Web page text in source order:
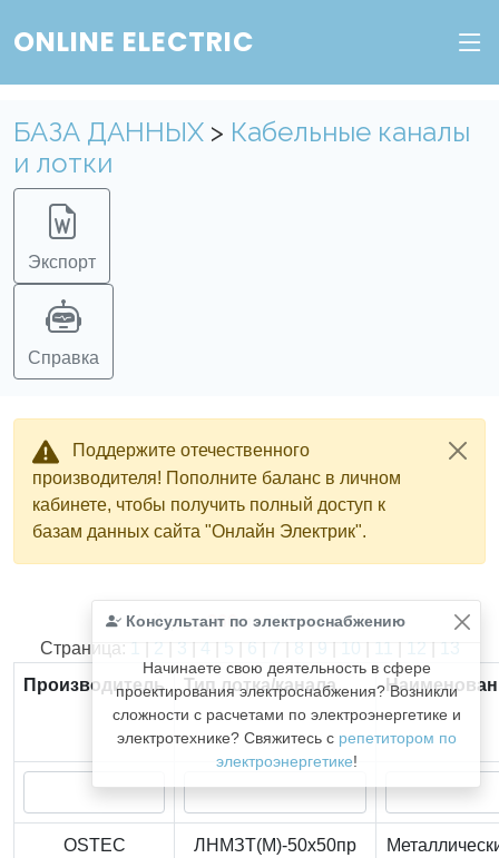
ONLINE ELECTRIC
БАЗА ДАННЫХ > Кабельные каналы
и лотки
Экспорт
Справка
Поддержите отечественного
производителя! Пополните баланс в личном
кабинете, чтобы получить полный доступ к
базам данных сайта "Онлайн Электрик".
Консультант по электроснабжению
Начинаете свою деятельность в сфере
проектирования электроснабжения? Возникли
сложности с расчетами по электроэнергетике и
электротехнике? Свяжитесь с репетитором по
электроэнергетике!
Найдено366из366записей.
Страница: 1 | 2 | 3 | 4 | 5 | 6 | 7 | 8 | 9 | 10 | 11 | 12 | 13
Производитель
Тип лотка/канала
OSTEC ЛНМЗТ(М)-50x50пр
Пополните баланс в личном кабинете, чтобы
получить доступ ко всем сервисам "Онлайн